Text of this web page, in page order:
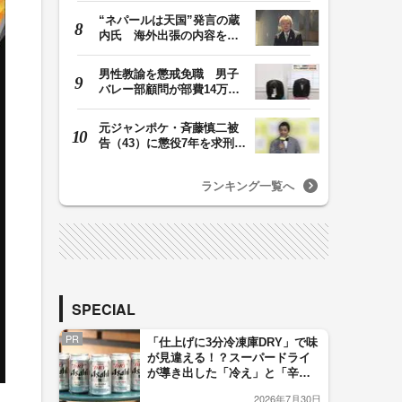
“ネパールは天国”発言の蔵
内氏 海外出張の内容を説
男性教諭を懲戒免職 男子
バレー部顧問が部費14万円
元ジャンポケ・斉藤慎二被
告（43）に懲役7年を求刑
ランキング一覧へ
SPECIAL
PR
「仕上げに3分冷凍庫DRY」で味
が見違える！？スーパードライ
が導き出した「冷え」と「辛
2026年7月30日